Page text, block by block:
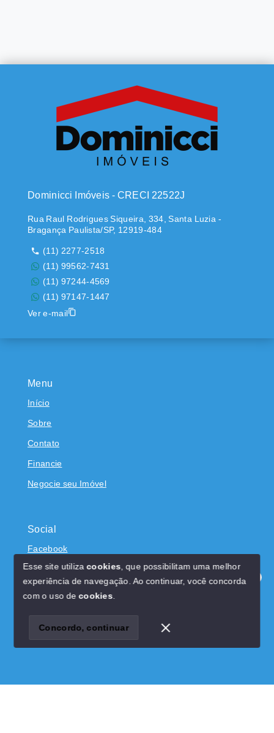
Olá! Estamos disponíveis para te ajudar.
Menu
Início
Sobre
Contato
Financie
Negocie seu Imóvel
Social
Facebook
© Copyright 2026 - Dominicci Imóveis - CRECI 22522J -
SITE PARA IMOBILIARIA
Dominicci Imóveis - CRECI 22522J
Rua Raul Rodrigues Siqueira, 334, Santa Luzia -
Bragança Paulista/SP, 12919-484
(11) 2277-2518
(11) 99562-7431
(11) 97244-4569
(11) 97147-1447
Ver e-mail
Esse site utilizacookies , que possibilitam uma melhor
experiência de navegação. Ao continuar, você concorda
com o uso decookies
Concordo, continuar